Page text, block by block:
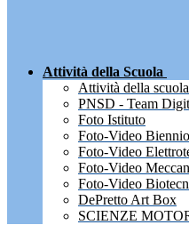
Attività della Scuola
Attività della scuola
PNSD - Team
Foto Istituto
Foto-Video Biennio
Foto-Video
Foto-Video
Foto-Video
DePretto Art Box
SCIENZE